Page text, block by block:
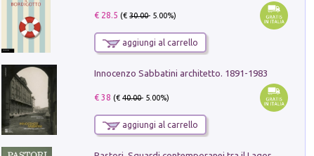
€ 28.5 (€30.00- 5.00%)
aggiungi al carrello
Innocenzo Sabbatini architetto. 1891-1983
€ 38 (€40.00- 5.00%)
aggiungi al carrello